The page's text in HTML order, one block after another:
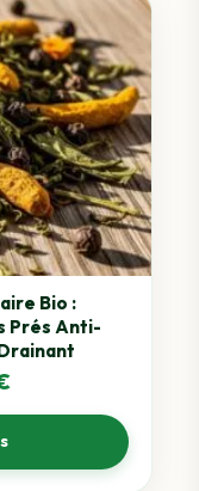
Bio :
Prés Anti-
Plage
de